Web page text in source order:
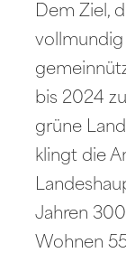
Dem Ziel,
bis 2024
grüne
klingt die
Jahren
Wohnen